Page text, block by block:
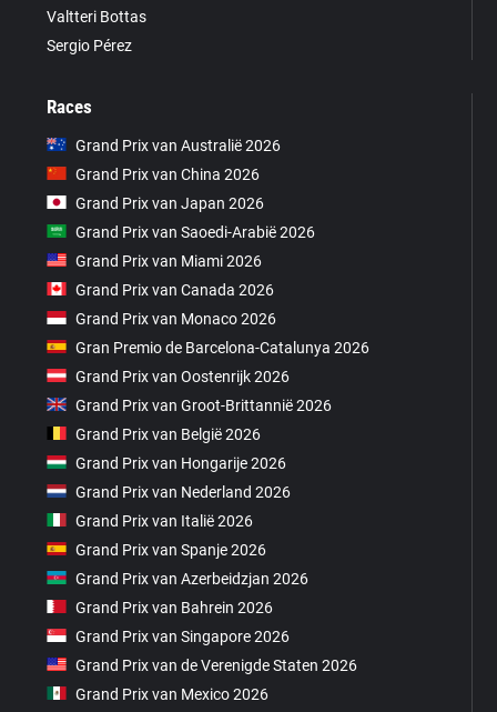
Valtteri Bottas
Sergio Pérez
Races
Grand Prix van Australië 2026
Grand Prix van China 2026
Grand Prix van Japan 2026
Grand Prix van Saoedi-Arabië 2026
Grand Prix van Miami 2026
Grand Prix van Canada 2026
Grand Prix van Monaco 2026
Gran Premio de Barcelona-Catalunya 2026
Grand Prix van Oostenrijk 2026
Grand Prix van Groot-Brittannië 2026
Grand Prix van België 2026
Grand Prix van Hongarije 2026
Grand Prix van Nederland 2026
Grand Prix van Italië 2026
Grand Prix van Spanje 2026
Grand Prix van Azerbeidzjan 2026
Grand Prix van Bahrein 2026
Grand Prix van Singapore 2026
Grand Prix van de Verenigde Staten 2026
Grand Prix van Mexico 2026